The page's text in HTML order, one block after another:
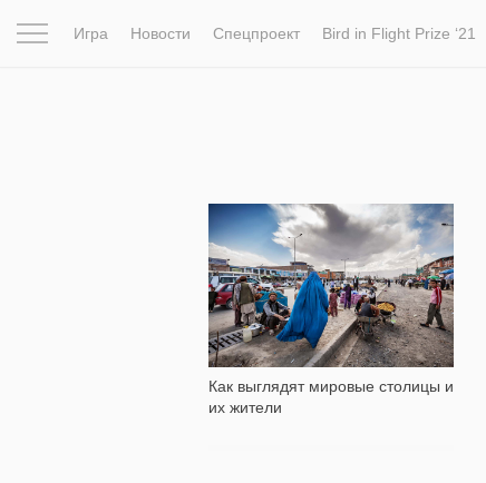
Игра Новости Спецпроект Bird in Flight Prize ‘21
Как выглядят мировые столицы и
их жители
2 945